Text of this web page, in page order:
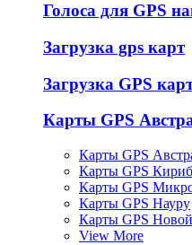
Голоса для GPS
Загрузка gps карт
Загрузка GPS
Карты GPS
Карты GPS
Карты GPS
Карты GPS
Карты GPS Науру
Карты GPS
View More